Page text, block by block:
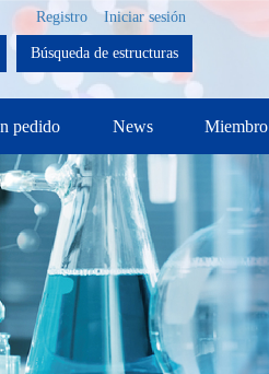
Iniciar sesión
Registro
Búsqueda de estructuras
pedido News Miembro